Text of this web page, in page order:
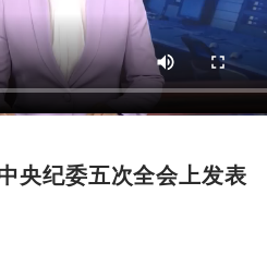
央纪委五次全会上发表